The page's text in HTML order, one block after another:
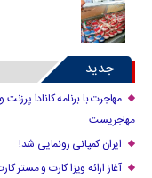
جدید
مهاجرت با برنامه کانادا
مهاجریست
ایران کمپانی رونمایی شد!
آغاز ارائه ویزا کارت و مستر کارت